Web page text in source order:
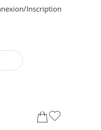
Inscription